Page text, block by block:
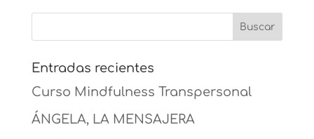
Entradas recientes
Curso Mindfulness Transpersonal
ÁNGELA, LA MENSAJERA